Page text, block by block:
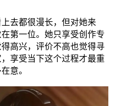
去都很漫长，但对她来
第一位。她只享受创作专
高兴，评价不高也觉得寻
享受当下这个过程才最重
意。